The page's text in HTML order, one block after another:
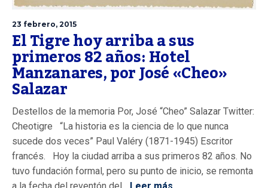
23 febrero, 2015
El Tigre hoy arriba a sus
primeros 82 años: Hotel
Manzanares, por José «Cheo»
Salazar
Destellos de la memoria Por, José “Cheo” Salazar Twitter:
Cheotigre “La historia es la ciencia de lo que nunca
sucede dos veces” Paul Valéry (1871-1945) Escritor
francés. Hoy la ciudad arriba a sus primeros 82 años. No
tuvo fundación formal, pero su punto de inicio, se remonta